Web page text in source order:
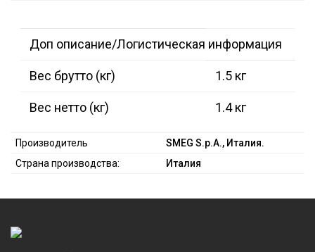
Доп описание/Логистическая информация
Вес брутто (кг) 1.5 кг
Вес нетто (кг) 1.4 кг
Производитель
SMEG S.p.A., Италия.
Страна производства:
Италия